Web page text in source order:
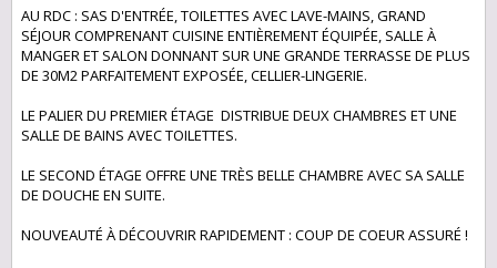
AU RDC : SAS D'ENTRÉE, TOILETTES AVEC LAVE-MAINS, GRAND
SÉJOUR COMPRENANT CUISINE ENTIÈREMENT ÉQUIPÉE, SALLE À
MANGER ET SALON DONNANT SUR UNE GRANDE TERRASSE DE PLUS
DE 30M2 PARFAITEMENT EXPOSÉE, CELLIER-LINGERIE.
LE PALIER DU PREMIER ÉTAGE DISTRIBUE DEUX CHAMBRES ET UNE
SALLE DE BAINS AVEC TOILETTES.
LE SECOND ÉTAGE OFFRE UNE TRÈS BELLE CHAMBRE AVEC SA SALLE
DE DOUCHE EN SUITE.
NOUVEAUTÉ À DÉCOUVRIR RAPIDEMENT : COUP DE COEUR ASSURÉ !